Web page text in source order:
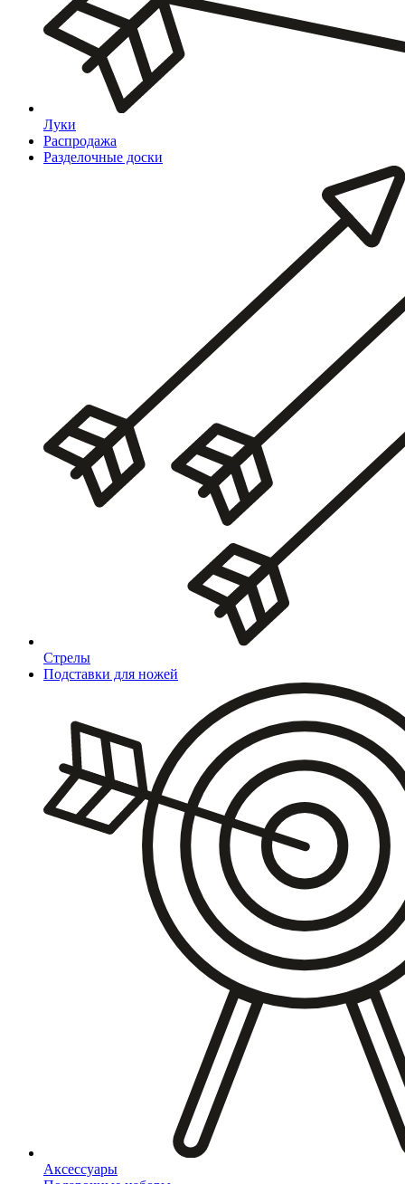
Луки
Распродажа
Разделочные доски
Стрелы
Подставки для ножей
Аксессуары